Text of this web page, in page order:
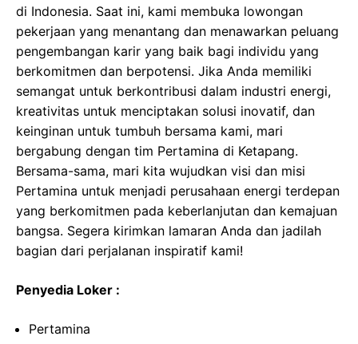
di Indonesia. Saat ini, kami membuka lowongan
pekerjaan yang menantang dan menawarkan peluang
pengembangan karir yang baik bagi individu yang
berkomitmen dan berpotensi. Jika Anda memiliki
semangat untuk berkontribusi dalam industri energi,
kreativitas untuk menciptakan solusi inovatif, dan
keinginan untuk tumbuh bersama kami, mari
bergabung dengan tim Pertamina di Ketapang.
Bersama-sama, mari kita wujudkan visi dan misi
Pertamina untuk menjadi perusahaan energi terdepan
yang berkomitmen pada keberlanjutan dan kemajuan
bangsa. Segera kirimkan lamaran Anda dan jadilah
bagian dari perjalanan inspiratif kami!
Penyedia Loker :
Pertamina